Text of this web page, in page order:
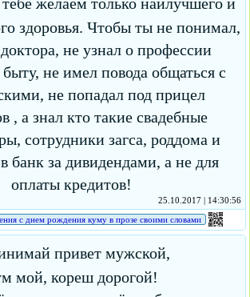
здоровья. Чтобы ты не понимал,
не узнал о профессии
не имел повода общаться с
не попадал под прицел
, а знал кто такие свадебные
сотрудники загса, роддома и
банк за дивидендами, а не для
оплаты кредитов!
25.10.2017 | 14:30:56
с днем рождения куму в прозе своими словами
привет мужской,
мой, кореш дорогой!